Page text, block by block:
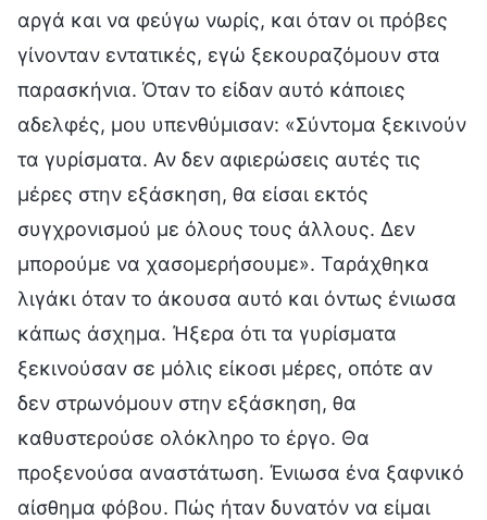
αργά και να φεύγω νωρίς, και όταν οι πρόβες
γίνονταν εντατικές, εγώ ξεκουραζόμουν στα
παρασκήνια. Όταν το είδαν αυτό κάποιες
αδελφές, μου υπενθύμισαν: «Σύντομα ξεκινούν
τα γυρίσματα. Αν δεν αφιερώσεις αυτές τις
μέρες στην εξάσκηση, θα είσαι εκτός
συγχρονισμού με όλους τους άλλους. Δεν
μπορούμε να χασομερήσουμε». Ταράχθηκα
λιγάκι όταν το άκουσα αυτό και όντως ένιωσα
κάπως άσχημα. Ήξερα ότι τα γυρίσματα
ξεκινούσαν σε μόλις είκοσι μέρες, οπότε αν
δεν στρωνόμουν στην εξάσκηση, θα
καθυστερούσε ολόκληρο το έργο. Θα
προξενούσα αναστάτωση. Ένιωσα ένα ξαφνικό
αίσθημα φόβου. Πώς ήταν δυνατόν να είμαι